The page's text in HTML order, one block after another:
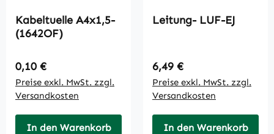
Kabeltuelle A4x1,5-
(1642OF)
Regulärer Preis:
0,10 €
Preise exkl. MwSt. zzgl.
Versandkosten
In den Warenkorb
Leitung- LUF-EJ
Regulärer Preis:
6,49 €
Preise exkl. MwSt. zzgl.
Versandkosten
In den Warenkorb